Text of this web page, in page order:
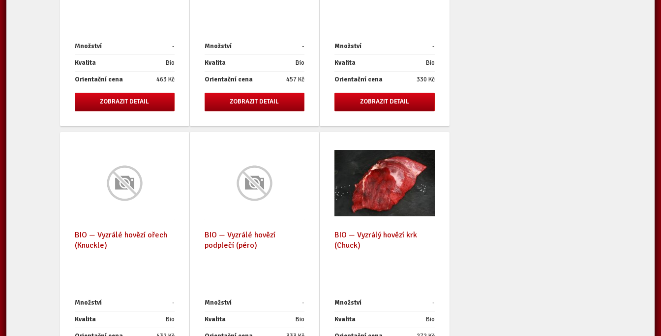
Množství -
Kvalita Bio
Orientační cena 463 Kč
ZOBRAZIT DETAIL
Množství -
Kvalita Bio
Orientační cena 457 Kč
ZOBRAZIT DETAIL
Množství -
Kvalita Bio
Orientační cena 330 Kč
ZOBRAZIT DETAIL
BIO — Vyzrálé hovězí ořech
(Knuckle)
Množství -
Kvalita Bio
BIO — Vyzrálé hovězí
podplečí (péro)
Množství -
Kvalita Bio
BIO — Vyzrálý hovězí krk
(Chuck)
Množství -
Kvalita Bio